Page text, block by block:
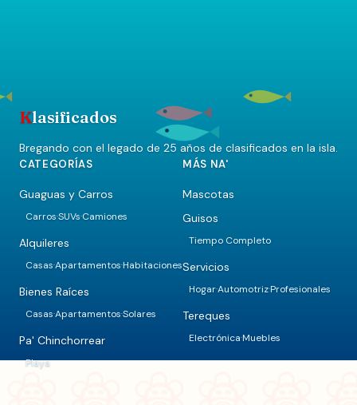
Klasificados
Bregando con el legado de 25 años de clasificados en la isla.
CATEGORÍAS
Guaguas y Carros
Carros·SUVs·Camiones
Alquileres
Casas·Apartamentos·Habitaciones
Bienes Raíces
Casas·Apartamentos·Solares
Pa' Chinchorrear
Playa
MÁS NA'
Mascotas
Guisos
Tiempo Completo
Servicios
Hogar·Automotriz·Profesionales
Tereques
Electrónica·Muebles